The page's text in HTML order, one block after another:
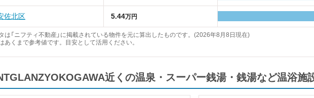
佐北区 5.44万円
は「ニフティ不動産」に掲載されている物件を元に算出したものです。(2026年8月8日現在)
あくまで参考値です。目安として活用ください。
近くの温泉・スーパー銭湯・銭湯など温浴施